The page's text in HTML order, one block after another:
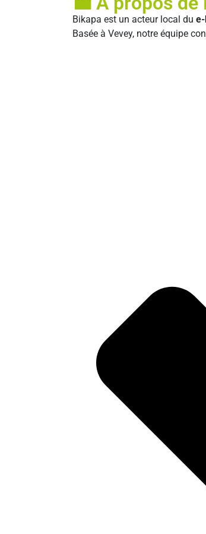
Bikapa est un acteur local du
Basée à Vevey, notre équipe